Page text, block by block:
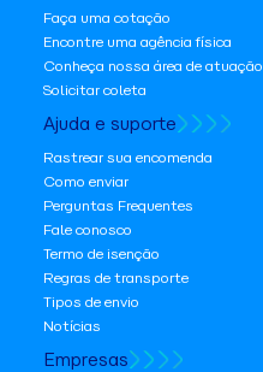
Faça uma cotação
Encontre uma agência física
Conheça nossa área de atuação
Solicitar coleta
Ajuda e suporte
Rastrear sua encomenda
Como enviar
Perguntas Frequentes
Fale conosco
Termo de isenção
Regras de transporte
Tipos de envio
Notícias
Empresas